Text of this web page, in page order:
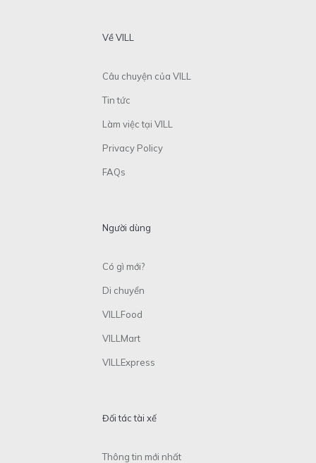
Về VILL
Câu chuyện của VILL
Tin tức
Làm việc tại VILL
Privacy Policy
FAQs
Người dùng
Có gì mới?
Di chuyển
VILLFood
VILLMart
VILLExpress
Đối tác tài xế
Thông tin mới nhất